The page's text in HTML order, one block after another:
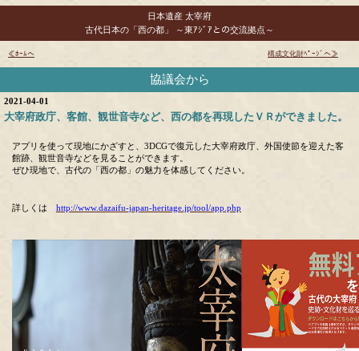
日本遺産 太宰府
古代日本の「西の都」 ～東ｱｼﾞｱとの交流拠点～
≪ﾎｰﾑへ 構成文化財ﾍﾟｰｼﾞへ ≫
協議会から
2021-04-01
大宰府政庁、客館、観世音寺など、西の都を再現したＶＲができました。
アプリを使って現地にかざすと、3DCGで復元した大宰府政庁、外国使節を迎えた客
館跡、観世音寺などを見ることができます。
ぜひ現地で、古代の「西の都」の魅力を体感してください。
詳しくは http://www.dazaifu-japan-heritage.jp/tool/app.php